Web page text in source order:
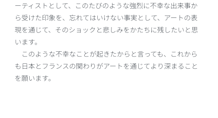
ーティストとして、このたびのような強烈に不幸な出来事か
ら受けた印象を、忘れてはいけない事実として、アートの表
現を通じて、そのショックと悲しみをかたちに残したいと思
います。
このような不幸なことが起きたからと言っても、これから
も日本とフランスの関わりがアートを通じてより深まること
を願います。